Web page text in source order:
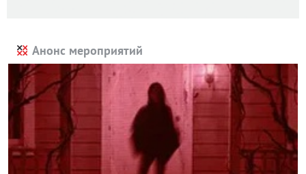
Анонс мероприятий